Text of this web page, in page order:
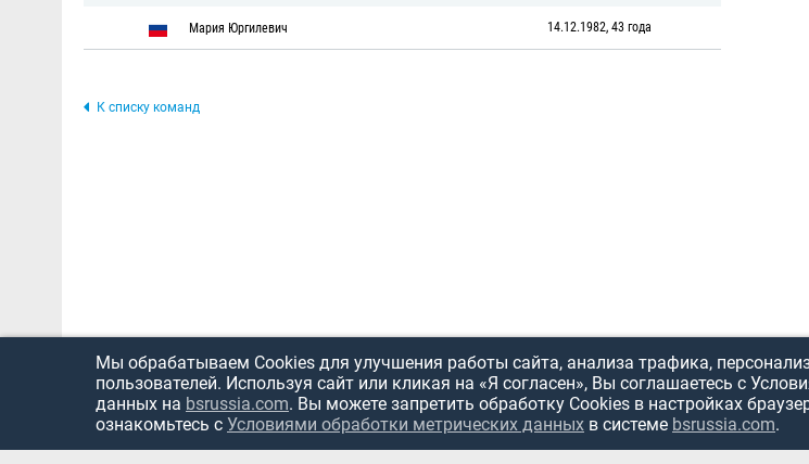
Мария Юргилевич 14.12.1982, 43 года
К списку команд
Мы обрабатываем Cookies для улучшения работы сайта, анализа трафика,
пользователей. Используя сайт или кликая на «Я согласен», Вы соглашаетесь с
данных на bsrussia.com. Вы можете запретить обработку Cookies в настройках
ознакомьтесь с Условиями обработки метрических данных в системе bsrussia.com.